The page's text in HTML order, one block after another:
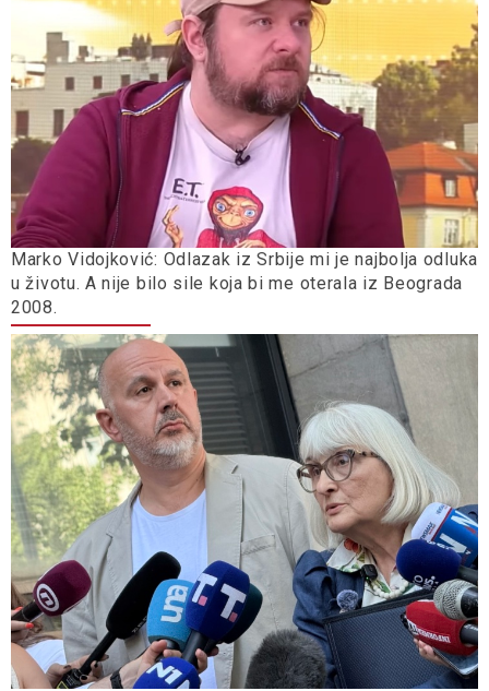
Marko Vidojković: Odlazak iz Srbije mi je najbolja odluka
u životu. A nije bilo sile koja bi me oterala iz Beograda
2008.